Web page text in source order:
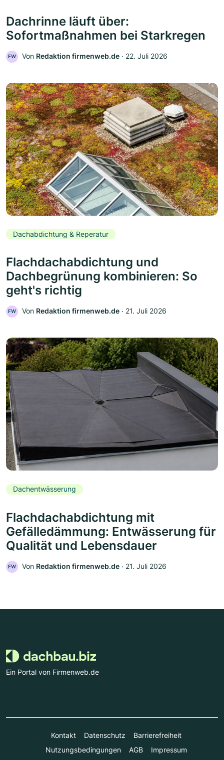
Dachrinne läuft über:
Sofortmaßnahmen bei Starkregen
FW Von Redaktion firmenweb.de ‧ 22. Juli 2026
Dachabdichtung & Reperatur
Flachdachabdichtung und
Dachbegrünung kombinieren: So
geht's richtig
FW Von Redaktion firmenweb.de ‧ 21. Juli 2026
Dachentwässerung
Flachdachabdichtung mit
Gefälledämmung: Entwässerung für
Qualität und Lebensdauer
FW Von Redaktion firmenweb.de ‧ 21. Juli 2026
Ein Portal von Firmenweb.de
Kontakt Datenschutz
Barrierefreiheit
Nutzungsbedingungen
AGB Impressum